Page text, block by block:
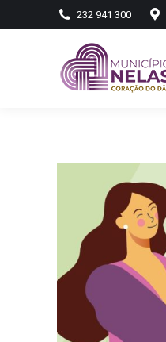
232 941 300